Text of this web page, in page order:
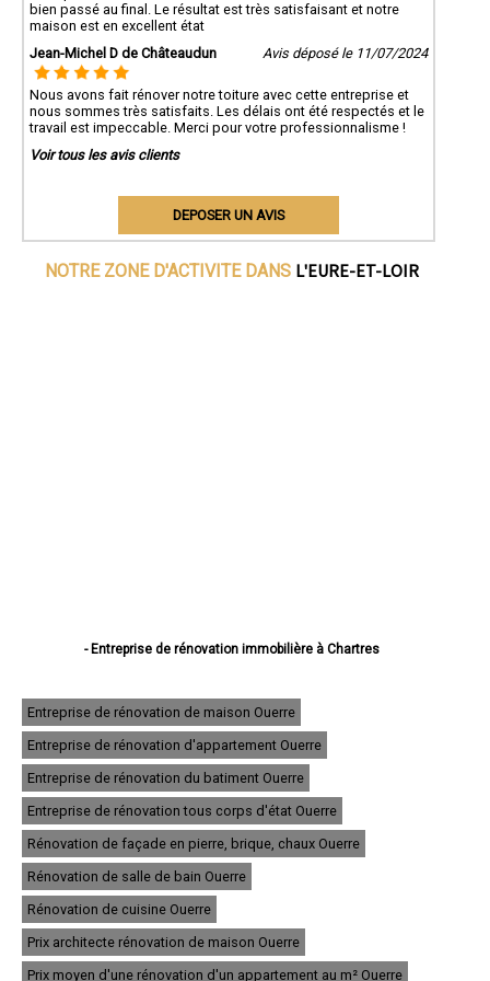
bien passé au final. Le résultat est très satisfaisant et notre
maison est en excellent état
Jean-Michel D de Châteaudun
Avis déposé le 11/07/2024
Nous avons fait rénover notre toiture avec cette entreprise et
nous sommes très satisfaits. Les délais ont été respectés et le
travail est impeccable. Merci pour votre professionnalisme !
Voir tous les avis clients
DEPOSER UN AVIS
NOTRE ZONE D'ACTIVITE DANS L'EURE-ET-LOIR
- Entreprise de rénovation immobilière à Chartres
- Entreprise de rénovation immobilière à Châteaudun
- Entreprise de rénovation immobilière à Vernouillet
- Entreprise de rénovation immobilière à Nogent-le-Rotrou
- Entreprise de rénovation immobilière à Mainvilliers
- Entreprise de rénovation immobilière à Luisant
- Entreprise de rénovation immobilière à Épernon
- Entreprise de rénovation immobilière à Lèves
- Entreprise de rénovation immobilière à Maintenon
- Entreprise de rénovation immobilière à Bonneval
- Entreprise de rénovation immobilière à Nogent-le-Roi
- Entreprise de rénovation immobilière à Auneau
- Entreprise de rénovation immobilière à Saint-Lubin-des-Joncherets
- Entreprise de rénovation immobilière à Le Coudray
- Entreprise de rénovation immobilière à Saint-Rémy-sur-Avre
Entreprise de rénovation de maison Ouerre
Entreprise de rénovation d'appartement Ouerre
Entreprise de rénovation du batiment Ouerre
Entreprise de rénovation tous corps d'état Ouerre
Rénovation de façade en pierre, brique, chaux Ouerre
Rénovation de salle de bain Ouerre
Rénovation de cuisine Ouerre
Prix architecte rénovation de maison Ouerre
Prix moyen d'une rénovation d'un appartement au m² Ouerre